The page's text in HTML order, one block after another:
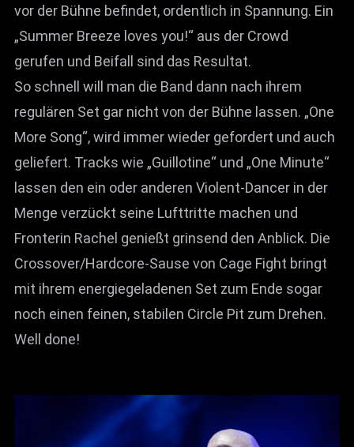
vor der Bühne befindet, ordentlich in Spannung. Ein
„Summer Breeze loves you!“ aus der Crowd
gerufen und Beifall sind das Resultat.
So schnell will man die Band dann nach ihrem
regulären Set gar nicht von der Bühne lassen. „One
More Song“, wird immer wieder gefordert und auch
geliefert. Tracks wie „Guillotine“ und „One Minute“
lassen den ein oder anderen Violent-Dancer in der
Menge verzückt seine Lufttritte machen und
Fronterin Rachel genießt grinsend den Anblick. Die
Crossover/Hardcore-Sause von Cage Fight bringt
mit ihrem energiegeladenen Set zum Ende sogar
noch einen feinen, stabilen Circle Pit zum Drehen.
Well done!